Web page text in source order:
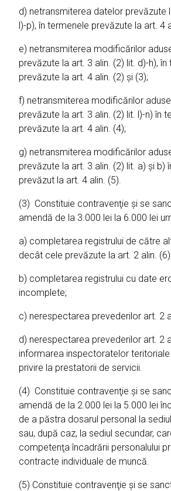
d) netransmiterea datelor prevăzute
l)-p), în termenele prevăzute la art. 4
e) netransmiterea modificărilor
prevăzute la art. 3 alin. (2) lit. d)-h), în
prevăzute la art. 4 alin. (2) şi (3);
f) netransmiterea modificărilor
prevăzute la art. 3 alin. (2) lit. l)-n) în
prevăzute la art. 4 alin. (4);
g) netransmiterea modificărilor
prevăzute la art. 3 alin. (2) lit. a) şi b)
prevăzut la art. 4 alin. (5).
(3) Constituie contravenţie şi se
amendă de la 3.000 lei la 6.000 lei
a) completarea registrului de către
decât cele prevăzute la art. 2 alin.
b) completarea registrului cu date
incomplete;
c) nerespectarea prevederilor art. 2
d) nerespectarea prevederilor art. 2
informarea inspectoratelor
privire la prestatorii de servicii.
(4) Constituie contravenţie şi se
amendă de la 2.000 lei la 5.000 lei
de a păstra dosarul personal la
sau, după caz, la sediul secundar,
competenţa încadrării personalului
contracte individuale de muncă.
(5) Constituie contravenţie şi se